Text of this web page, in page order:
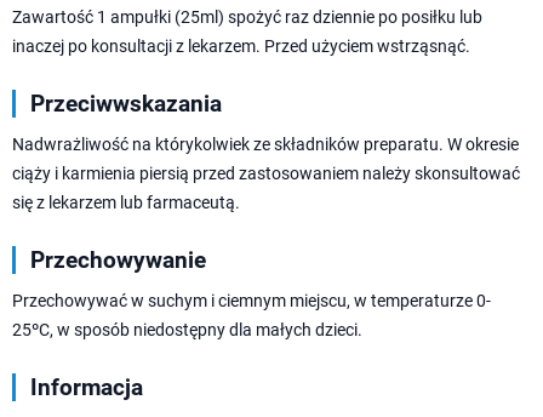
Zawartość 1 ampułki (25ml) spożyć raz dziennie po posiłku lub
inaczej po konsultacji z lekarzem. Przed użyciem wstrząsnąć.
Przeciwwskazania
Nadwrażliwość na którykolwiek ze składników preparatu. W okresie
ciąży i karmienia piersią przed zastosowaniem należy skonsultować
się z lekarzem lub farmaceutą.
Przechowywanie
Przechowywać w suchym i ciemnym miejscu, w temperaturze 0-
25ºC, w sposób niedostępny dla małych dzieci.
Informacja